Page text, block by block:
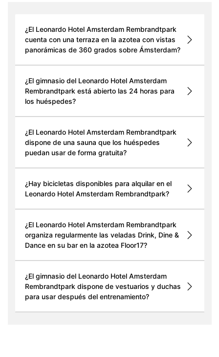
¿El Leonardo Hotel Amsterdam Rembrandtpark
cuenta con una terraza en la azotea con vistas
panorámicas de 360 grados sobre Ámsterdam?
¿El gimnasio del Leonardo Hotel Amsterdam
Rembrandtpark está abierto las 24 horas para
los huéspedes?
¿El Leonardo Hotel Amsterdam Rembrandtpark
dispone de una sauna que los huéspedes
puedan usar de forma gratuita?
¿Hay bicicletas disponibles para alquilar en el
Leonardo Hotel Amsterdam Rembrandtpark?
¿El Leonardo Hotel Amsterdam Rembrandtpark
organiza regularmente las veladas Drink, Dine &
Dance en su bar en la azotea Floor17?
¿El gimnasio del Leonardo Hotel Amsterdam
Rembrandtpark dispone de vestuarios y duchas
para usar después del entrenamiento?